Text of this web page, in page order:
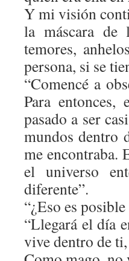
Y mi visión
la máscara de
temores,
persona, si se
“Comencé a
Para
pasado a ser
mundos dentro
me encontraba.
el universo
diferente”.
“¿Eso es
“Llegará el día
vive dentro de